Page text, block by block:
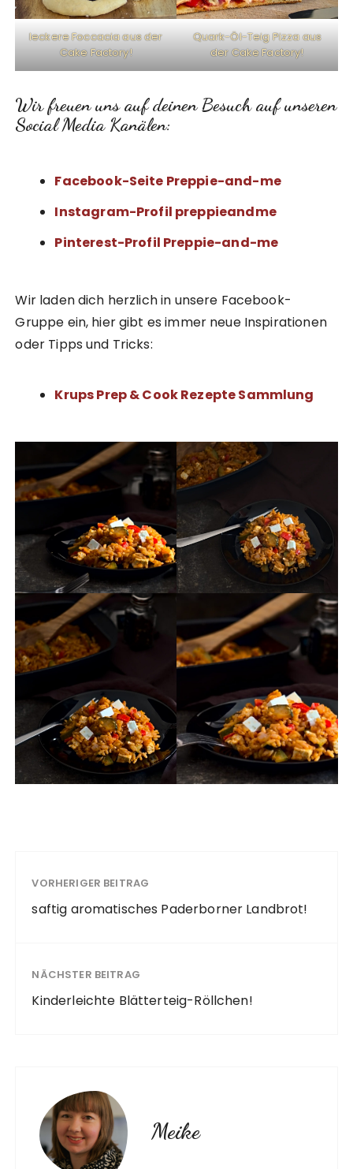
leckere Foccacia aus der
Cake Factory!
Quark-Öl-Teig Pizza aus
der Cake Factory!
Wir freuen uns auf deinen Besuch auf unseren
Social Media Kanälen:
Facebook-Seite Preppie-and-me
Instagram-Profil preppieandme
Pinterest-Profil Preppie-and-me
Wir laden dich herzlich in unsere Facebook-
Gruppe ein, hier gibt es immer neue Inspirationen
oder Tipps und Tricks:
Krups Prep & Cook Rezepte Sammlung
VORHERIGER BEITRAG
saftig aromatisches Paderborner Landbrot!
NÄCHSTER BEITRAG
Kinderleichte Blätterteig-Röllchen!
Meike